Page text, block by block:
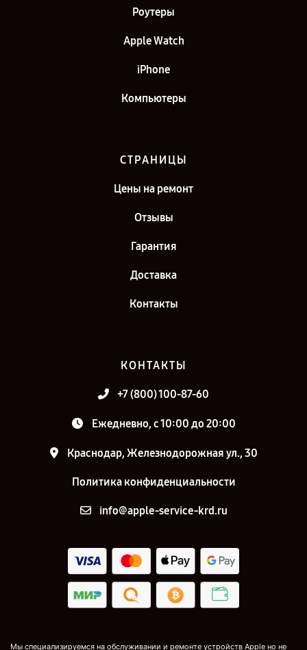
Роутеры
Apple Watch
iPhone
Компьютеры
СТРАНИЦЫ
Цены на ремонт
Отзывы
Гарантия
Доставка
Контакты
КОНТАКТЫ
+7 (800) 100-87-60
Ежедневно, с 10:00 до 20:00
Краснодар, Железнодорожная ул., 30
Политика конфиденциальности
info@apple-service-krd.ru
Мы специализируемся на обслуживании и ремонте устройств Apple но не